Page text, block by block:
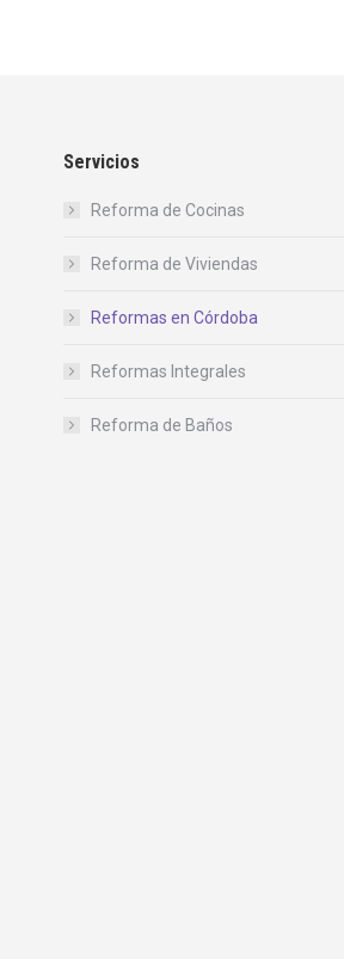
Servicios
Reforma de Cocinas
Reforma de Viviendas
Reformas en Córdoba
Reformas Integrales
Reforma de Baños